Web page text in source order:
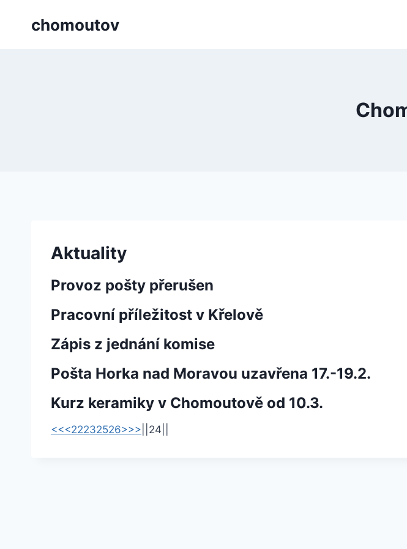
chomoutov
Aktuality
Provoz pošty přerušen
Pracovní příležitost v Křelově
Zápis z jednání komise
Pošta Horka nad Moravou uzavřena 17.-19.2.
Kurz keramiky v Chomoutově od 10.3.
<<<22232526>>> 24